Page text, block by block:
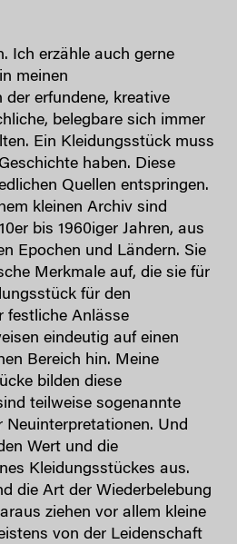
Ich erzähle auch gerne
meinen
erfundene, kreative
belegbare sich immer
Ein Kleidungsstück muss
haben. Diese
Quellen entspringen.
kleinen Archiv sind
bis 1960iger Jahren, aus
Epochen und Ländern. Sie
Merkmale auf, die sie für
für den
festliche Anlässe
eindeutig auf einen
Bereich hin. Meine
bilden diese
teilweise sogenannte
Neuinterpretationen. Und
Wert und die
Kleidungsstückes aus.
die Art der Wiederbelebung
ziehen vor allem kleine
von der Leidenschaft